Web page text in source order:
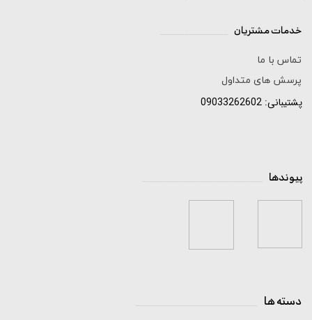
تماس با ما
پرسش های متداول
پشتیبانی: 09033262602
پیوندها
دسته ها
خدمات مشتریان